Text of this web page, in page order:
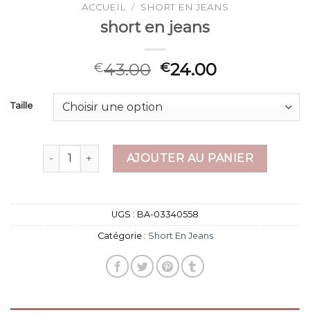
ACCUEIL / SHORT EN JEANS
short en jeans
€43.00 €24.00
Taille
quantité de short en jeansAJOUTER AU PANIER
UGS : BA-03340558
Catégorie : Short En Jeans